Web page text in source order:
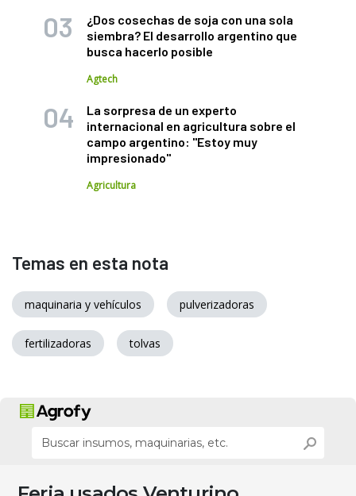
¿Dos cosechas de soja con una sola
siembra? El desarrollo argentino que
busca hacerlo posible
Agtech
La sorpresa de un experto
internacional en agricultura sobre el
campo argentino: "Estoy muy
impresionado"
Agricultura
Temas en esta nota
maquinaria y vehículos pulverizadoras
fertilizadoras tolvas